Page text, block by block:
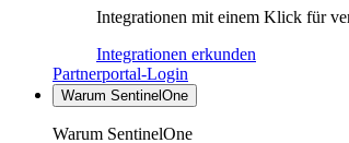
Integrationen mit einem Klick für
Integrationen erkunden
Partnerportal-Login
Warum SentinelOne
Warum SentinelOne